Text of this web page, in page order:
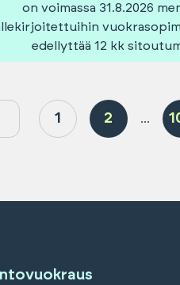
on voimassa 31.8.2026
edellyttää 12 kk
1 2 ...